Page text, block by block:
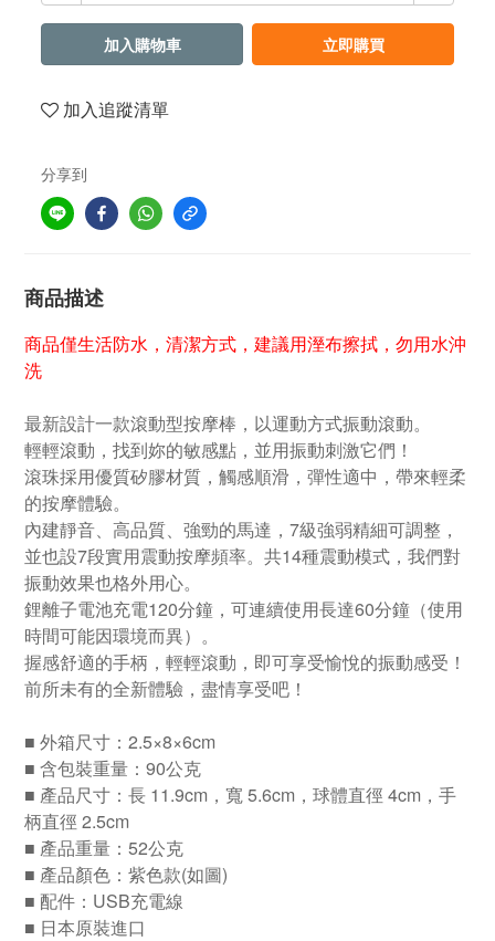
加入購物車 立即購買
加入追蹤清單
分享到
商品描述
商品僅生活防水，清潔方式，建議用溼布擦拭，勿用水沖
洗
最新設計一款滾動型按摩棒，以運動方式振動滾動。
輕輕滾動，找到妳的敏感點，並用振動刺激它們！
滾珠採用優質矽膠材質，觸感順滑，彈性適中，帶來輕柔
的按摩體驗。
內建靜音、高品質、強勁的馬達，7級強弱精細可調整，
並也設7段實用震動按摩頻率。共14種震動模式，我們對
振動效果也格外用心。
鋰離子電池充電120分鐘，可連續使用長達60分鐘（使用
時間可能因環境而異）。
握感舒適的手柄，輕輕滾動，即可享受愉悅的振動感受！
前所未有的全新體驗，盡情享受吧！
■ 外箱尺寸：2.5×8×6cm
■ 含包裝重量：90公克
■ 產品尺寸：長 11.9cm，寬 5.6cm，球體直徑 4cm，手
柄直徑 2.5cm
■ 產品重量：52公克
■ 產品顏色：紫色款(如圖)
■ 配件：USB充電線
■ 日本原裝進口